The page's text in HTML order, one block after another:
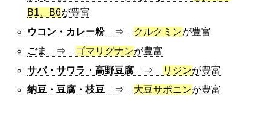
B1、B6が豊富
ウコン・カレー粉⇒ クルクミンが豊富
ごま
⇒ ゴマリグナンが豊富
サバ・サワラ・高野豆腐 ⇒ リジンが豊富
納豆・豆腐・枝豆 ⇒ 大豆サポニンが豊富